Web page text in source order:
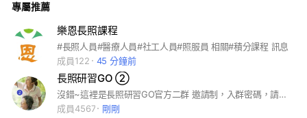
專屬推薦
樂恩長照課程
#長照人員#醫療人員#社工人員#照服員 相關#積分課程 訊息
成員122
45 分鐘前
長照研習GO ②
沒錯~這裡是長照研習GO官方二群 邀請制，入群密碼，請洽已在群內的朋友。 台灣長照人員繼續教育學會 〡官網👉http://bit.ly/3t2GrsI 〡一群👉https://bit.ly/399InXO 這裡是所有長照夥伴的園地 歡迎大家隨時提供最新長照研習資訊 若有任何攸關長照資格認證及執業登錄的疑問 也歡迎在這裡提出噢！
成員4567
剛剛